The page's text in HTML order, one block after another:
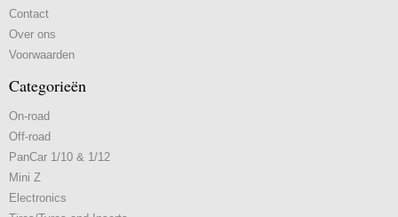
Contact
Over ons
Voorwaarden
Categorieën
On-road
Off-road
PanCar 1/10 & 1/12
Mini Z
Electronics